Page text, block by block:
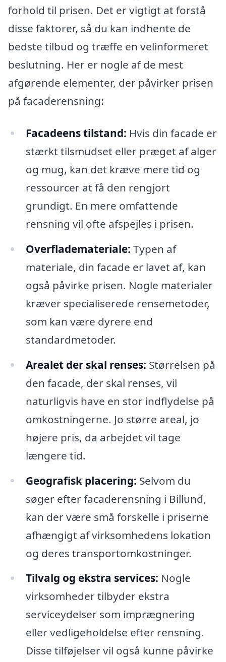
forhold til prisen. Det er vigtigt at forstå
disse faktorer, så du kan indhente de
bedste tilbud og træffe en velinformeret
beslutning. Her er nogle af de mest
afgørende elementer, der påvirker prisen
på facaderensning:
Facadeens tilstand: Hvis din facade er
stærkt tilsmudset eller præget af alger
og mug, kan det kræve mere tid og
ressourcer at få den rengjort
grundigt. En mere omfattende
rensning vil ofte afspejles i prisen.
Overflademateriale: Typen af
materiale, din facade er lavet af, kan
også påvirke prisen. Nogle materialer
kræver specialiserede rensemetoder,
som kan være dyrere end
standardmetoder.
Arealet der skal renses: Størrelsen på
den facade, der skal renses, vil
naturligvis have en stor indflydelse på
omkostningerne. Jo større areal, jo
højere pris, da arbejdet vil tage
længere tid.
Geografisk placering: Selvom du
søger efter facaderensning i Billund,
kan der være små forskelle i priserne
afhængigt af virksomhedens lokation
og deres transportomkostninger.
Tilvalg og ekstra services: Nogle
virksomheder tilbyder ekstra
serviceydelser som imprægnering
eller vedligeholdelse efter rensning.
Disse tilføjelser vil også kunne påvirke